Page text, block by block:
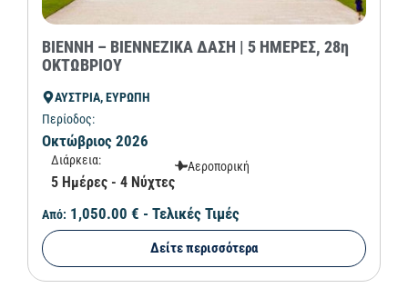
ΒΙΕΝΝΗ – ΒΙΕΝΝΕΖΙΚΑ ΔΑΣΗ | 5 ΗΜΕΡΕΣ, 28η
ΟΚΤΩΒΡΙΟΥ
ΑΥΣΤΡΙΑ, ΕΥΡΩΠΗ
Περίοδος:
Οκτώβριος 2026
Διάρκεια:
5 Ημέρες - 4 Νύχτες
Αεροπορική
Από: 1,050.00 € - Τελικές Τιμές
Δείτε περισσότερα